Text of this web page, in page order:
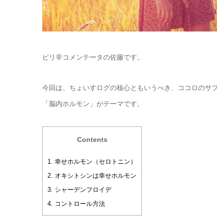
ピリ辛コメンテータの佐藤です。
今回は、ちょいすログの核心ともいうべき、ココロのサ
「脳内ホルモン」がテーマです。
Contents
1.
幸せホルモン（セロトニン）
2. オキシトシンは幸せホルモン
3. シャーデンフロイデ
4.
コントロール方法